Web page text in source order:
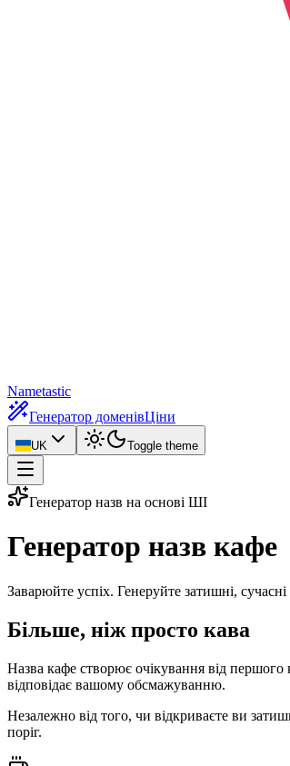
Nametastic
Генератор доменівЦіни
UK Toggle theme
Генератор назв на основі ШІ
Генератор назв кафе
Заварюйте успіх. Генеруйте затишні, сучасні
Більше, ніж просто кава
Назва кафе створює очікування від першого
відповідає вашому обсмажуванню.
Незалежно від того, чи відкриваєте ви
поріг.